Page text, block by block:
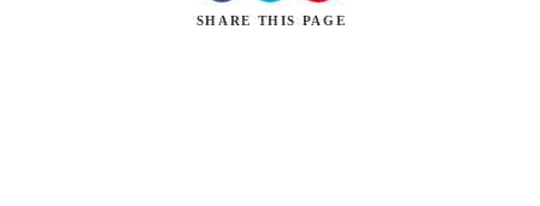
SHARE THIS PAGE